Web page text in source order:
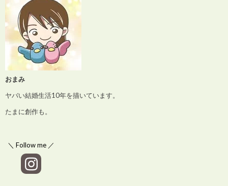
おまみ
ヤバい結婚生活10年を描いています。
たまに創作も。
＼ Follow me ／